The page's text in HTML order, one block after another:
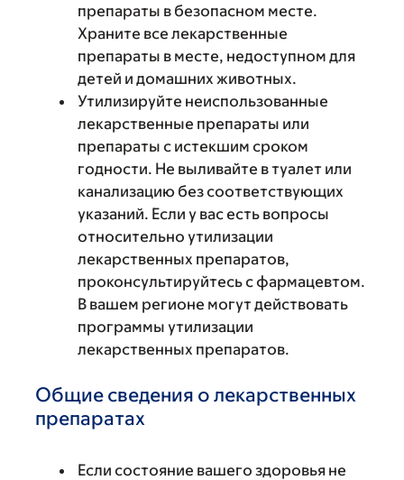
препараты в безопасном месте.
Храните все лекарственные
препараты в месте, недоступном для
детей и домашних животных.
Утилизируйте неиспользованные
лекарственные препараты или
препараты с истекшим сроком
годности. Не выливайте в туалет или
канализацию без соответствующих
указаний. Если у вас есть вопросы
относительно утилизации
лекарственных препаратов,
проконсультируйтесь с фармацевтом.
В вашем регионе могут действовать
программы утилизации
лекарственных препаратов.
Общие сведения о лекарственных
препаратах
Если состояние вашего здоровья не